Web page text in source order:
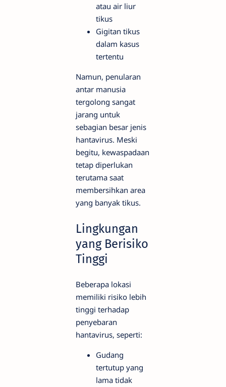
atau air liur
tikus
Gigitan tikus
dalam kasus
tertentu
Namun, penularan
antar manusia
tergolong sangat
jarang untuk
sebagian besar jenis
hantavirus. Meski
begitu, kewaspadaan
tetap diperlukan
terutama saat
membersihkan area
yang banyak tikus.
Lingkungan
yang Berisiko
Tinggi
Beberapa lokasi
memiliki risiko lebih
tinggi terhadap
penyebaran
hantavirus, seperti:
Gudang
tertutup yang
lama tidak